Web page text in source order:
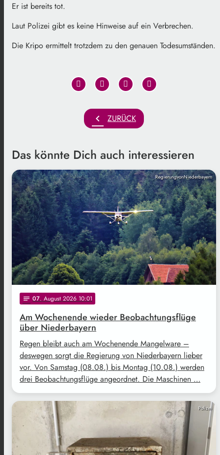
Er ist bereits tot.
Laut Polizei gibt es keine Hinweise auf ein Verbrechen.
Die Kripo ermittelt trotzdem zu den genauen Todesumständen.
chevron_left ZURÜCK
Das könnte Dich auch interessieren
RegierungvonNiederbayern
notes 07. August 2026 10:01
Am Wochenende wieder Beobachtungsflüge
über Niederbayern
Regen bleibt auch am Wochenende Mangelware –
deswegen sorgt die Regierung von Niederbayern lieber
vor. Von Samstag (08.08.) bis Montag (10.08.) werden
drei Beobachtungsflüge angeordnet. Die Maschinen …
Polizei